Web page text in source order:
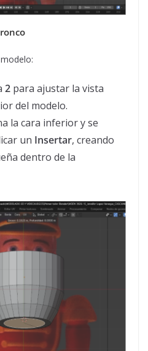
2 para ajustar la vista
del modelo.
la cara inferior y se
un Insertar, creando
dentro de la